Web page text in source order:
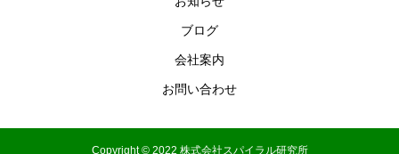
ブログ
会社案内
お問い合わせ
Copyright © 2022 株式会社スパイラル研究所